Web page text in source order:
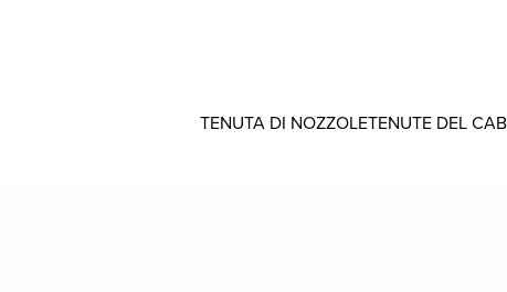
TENUTA DI NOZZOLETENUTE DEL